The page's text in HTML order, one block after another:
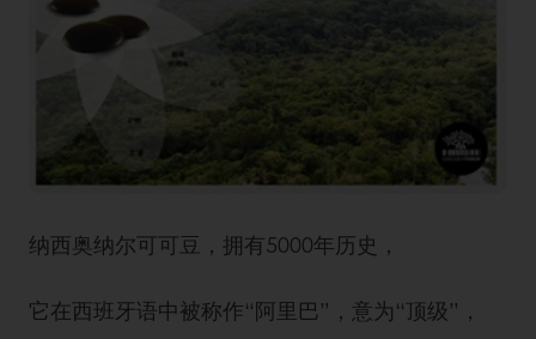
纳西奥纳尔可可豆，拥有5000年历史，
它在西班牙语中被称作“阿里巴”，意为“顶级”，